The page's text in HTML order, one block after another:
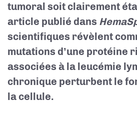
tumoral soit clairement
article publié dans
scientifiques révèlent
mutations d’une protéine
associées à la leucémie
chronique perturbent le
la cellule.